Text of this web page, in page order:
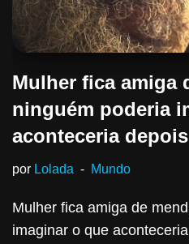
Mulher fica amiga
ninguém poderia
aconteceria depois
por Lolada Mundo
Mulher fica amiga de
imaginar o que